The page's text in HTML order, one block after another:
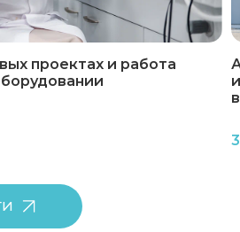
проектах и работа